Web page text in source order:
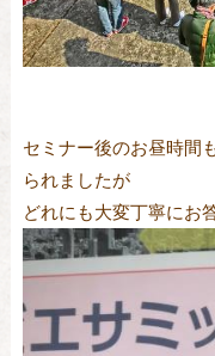
セミナー後のお昼時間
られましたが
どれにも大変丁寧にお